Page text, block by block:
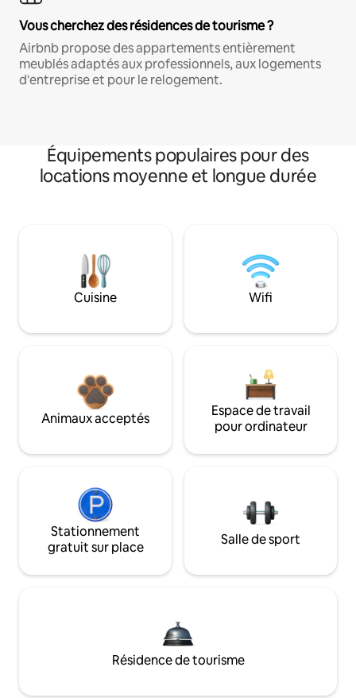
Vous cherchez des résidences de tourisme ?
Airbnb propose des appartements entièrement
meublés adaptés aux professionnels, aux logements
d'entreprise et pour le relogement.
Équipements populaires pour des
locations moyenne et longue durée
Cuisine Wifi
Animaux acceptés
Espace de travail
pour ordinateur
Stationnement
gratuit sur place
Salle de sport
Résidence de tourisme